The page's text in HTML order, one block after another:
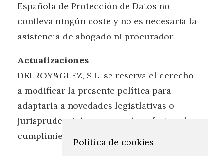
Española de Protección de Datos no
conlleva ningún coste y no es necesaria la
asistencia de abogado ni procurador.
Actualizaciones
DELROY&GLEZ, S.L. se reserva el derecho
a modificar la presente política para
adaptarla a novedades legistlativas o
jurisprudenciales que puedan afectar el
cumplimiento de la misma.
Política de cookies